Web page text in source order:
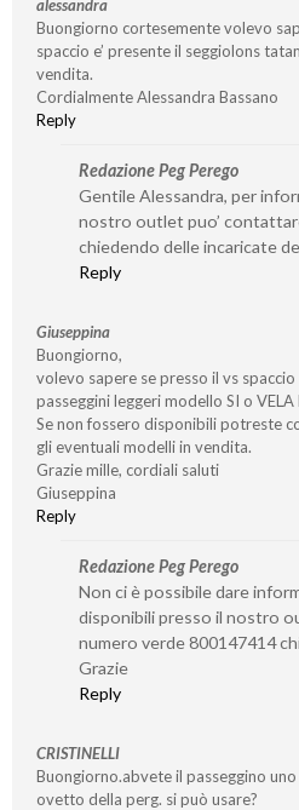
alessandra
Buongiorno cortesemente volevo
spaccio e’ presente il seggiolons
vendita.
Cordialmente Alessandra Bassano
Reply
Redazione Peg Perego
Gentile Alessandra, per
nostro outlet puo’
chiedendo delle incaricate
Reply
Giuseppina
Buongiorno,
volevo sapere se presso il vs
passeggini leggeri modello SI o VELA
Se non fossero disponibili potreste
gli eventuali modelli in vendita.
Grazie mille, cordiali saluti
Giuseppina
Reply
Redazione Peg Perego
Non ci è possibile dare
disponibili presso il nostro
numero verde 800147414
Grazie
Reply
CRISTINELLI
Buongiorno.abvete il passeggino
ovetto della perg. si può usare?